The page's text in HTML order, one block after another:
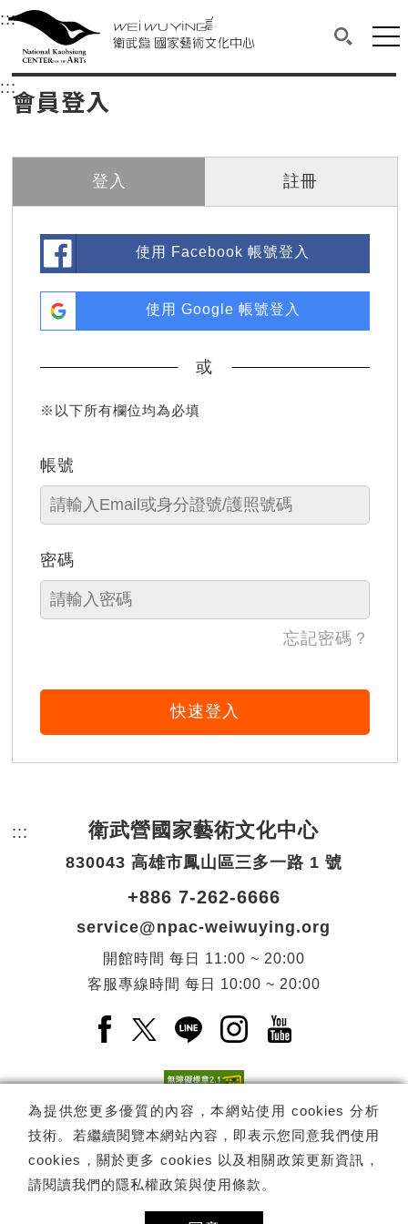
衛武營國家藝術文化中心
中央內容區塊，為本頁主要內容區。
:::選單連結區塊，此區塊列有本網站主要連結。
衛武營國家藝術文化中心
搜尋(開
網
::: 中央內容區塊，為本頁主要內容區。
會員登入
登入 註冊
使用 Facebook 帳號登入
使用 Google 帳號登入
或
※以下所有欄位均為必填
帳號
密碼
忘記密碼？
快速登入
為提供您更多優質的內容，本網站使用 cookies 分析
技術。若繼續閱覽本網站內容，即表示您同意我們使用
cookies，關於更多 cookies 以及相關政策更新資訊，
請閱讀我們的隱私權政策與使用條款 。
::: 頁尾網站資訊。
衛武營國家藝術文化中心
830043 高雄市鳳山區三多一路 1 號
+886 7-262-6666
service@npac-weiwuying.org
開館時間 每日
11:00 ~ 20:00
客服專線時間 每日 10:00 ~ 20:00
Facebook(另開新視窗)
X(另開新視窗)
LINE(另開新視窗)
Instagram(另開新視
YouTube(另開
電子報訂閱 訂閱
Copyright © 國家表演藝術中心 -衛武營國家藝術文化中心